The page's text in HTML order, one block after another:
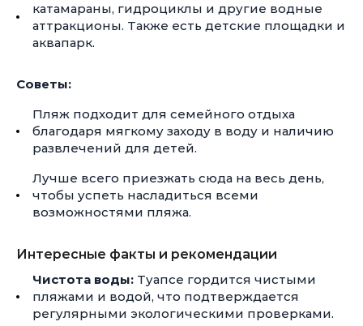
катамараны, гидроциклы и другие водные
аттракционы. Также есть детские площадки и
аквапарк.
Советы:
Пляж подходит для семейного отдыха
благодаря мягкому заходу в воду и наличию
развлечений для детей.
Лучше всего приезжать сюда на весь день,
чтобы успеть насладиться всеми
возможностями пляжа.
Интересные факты и рекомендации
Чистота воды: Туапсе гордится чистыми
пляжами и водой, что подтверждается
регулярными экологическими проверками.